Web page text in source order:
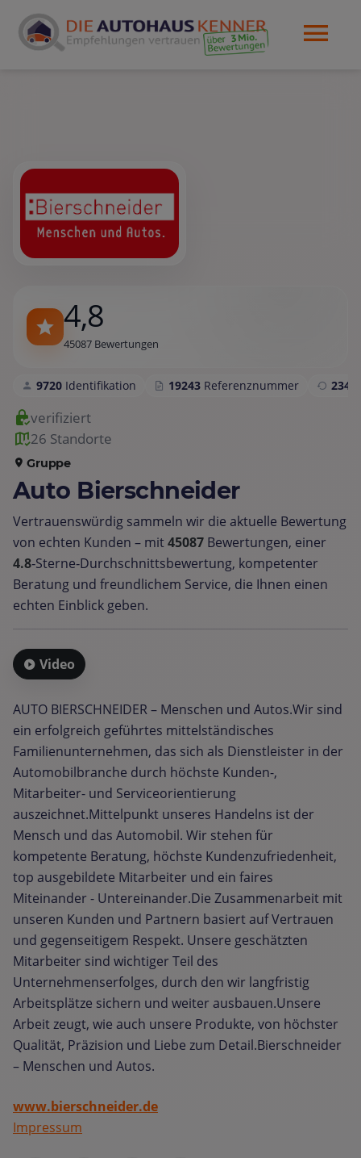
4,8
45087 Bewertungen
9720 Identifikation 19243 Referenznummer
verifiziert
26 Standorte
Gruppe
Auto Bierschneider
Vertrauenswürdig sammeln wir die aktuelle Bewertung
von echten Kunden – mit45087 Bewertungen, einer
4.8‑Sterne‑Durchschnittsbewertung, kompetenter
Beratung und freundlichem Service, die Ihnen einen
echten Einblick geben.
Video
AUTO BIERSCHNEIDER – Menschen und Autos.Wir sind
ein erfolgreich geführtes mittelständisches
Familienunternehmen, das sich als Dienstleister in der
Automobilbranche durch höchste Kunden-,
Mitarbeiter- und Serviceorientierung
auszeichnet.Mittelpunkt unseres Handelns ist der
Mensch und das Automobil. Wir stehen für
kompetente Beratung, höchste Kundenzufriedenheit,
top ausgebildete Mitarbeiter und ein faires
Miteinander - Untereinander.Die Zusammenarbeit mit
unseren Kunden und Partnern basiert auf Vertrauen
und gegenseitigem Respekt. Unsere geschätzten
Mitarbeiter sind wichtiger Teil des
Unternehmenserfolges, durch den wir langfristig
Arbeitsplätze sichern und weiter ausbauen.Unsere
Arbeit zeugt, wie auch unsere Produkte, von höchster
Qualität, Präzision und Liebe zum Detail.Bierschneider
– Menschen und Autos.
www.bierschneider.de
Impressum